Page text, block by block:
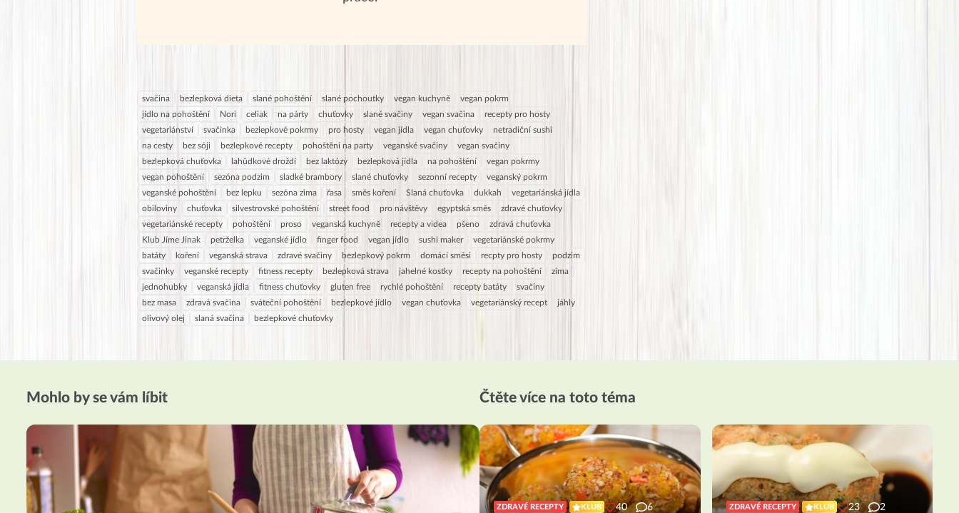
svačina bezlepková dieta slané pohoštění slané pochoutky vegan kuchyně
vegan pokrm
jídlo na pohoštění
Nori celiak na párty chuťovky slané svačiny vegan svačina
recepty pro hosty
vegetariánství
svačinka bezlepkové pokrmy pro hosty vegan jídla vegan chuťovky
netradiční sushi
na cesty
bez sóji bezlepkové recepty pohoštění na party veganské svačiny
vegan svačiny
bezlepková chuťovka
lahůdkové droždí bez laktózy bezlepková jídla na pohoštění
vegan pokrmy
vegan pohoštění
sezóna podzim sladké brambory slané chuťovky sezonní recepty
veganský pokrm
veganské pohoštění
bez lepku sezóna zima řasa směs koření Slaná chuťovka dukkah
vegetariánská jídla
obiloviny
chuťovka silvestrovské pohoštění street food pro návštěvy egyptská směs
zdravé chuťovky
vegetariánské recepty
pohoštění proso veganská kuchyně recepty a videa pšeno
zdravá chuťovka
Klub Jíme Jinak
petrželka veganské jídlo finger food vegan jídlo sushi maker
vegetariánské pokrmy
batáty
koření veganská strava zdravé svačiny bezlepkový pokrm domácí směsi recpty pro hosty
podzim
svačinky
veganské recepty fitness recepty bezlepková strava jahelné kostky recepty na pohoštění
zima
jednohubky
veganská jídla fitness chuťovky gluten free rychlé pohoštění recepty batáty
svačiny
bez masa
zdravá svačina sváteční pohoštění bezlepkové jídlo vegan chuťovka vegetariánský recept
jáhly
olivový olej
slaná svačina bezlepkové chuťovky
Mohlo by se vám líbit Čtěte více na toto téma
ZDRAVÉ RECEPTY KLUB 40 6 ZDRAVÉ RECEPTY KLUB 23 2